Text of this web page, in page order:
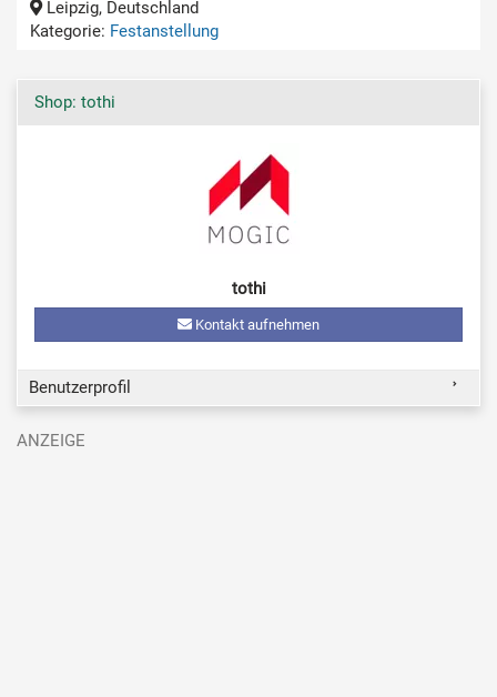
Leipzig, Deutschland
Kategorie: Festanstellung
Shop: tothi
tothi
Kontakt aufnehmen
Benutzerprofil